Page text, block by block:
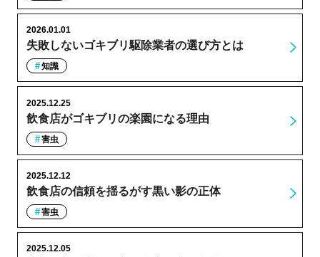
失敗しないゴキブリ駆除業者の選び方とは
2026.01.01
知識
飲食店がゴキブリの楽園になる理由
2025.12.25
害虫
飲食店の信頼を揺るがす黒い影の正体
2025.12.12
害虫
2025.12.05